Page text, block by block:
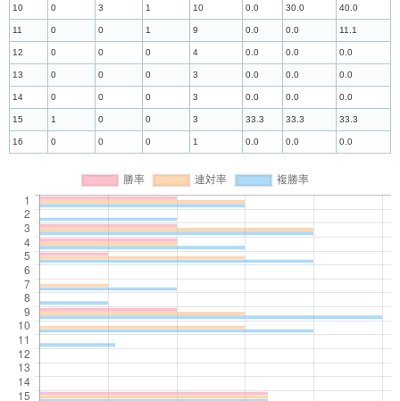
10 0 3 1 10 0.0 30.0 40.0
11 0 0 1 9 0.0 0.0 11.1
12 0 0 0 4 0.0 0.0 0.0
13 0 0 0 3 0.0 0.0 0.0
14 0 0 0 3 0.0 0.0 0.0
15 1 0 0 3 33.3 33.3 33.3
16 0 0 0 1 0.0 0.0 0.0